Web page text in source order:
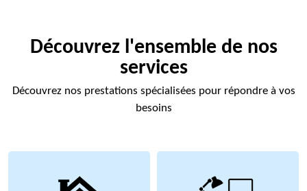
Découvrez l'ensemble de nos
services
Découvrez nos prestations spécialisées pour répondre à vos
besoins